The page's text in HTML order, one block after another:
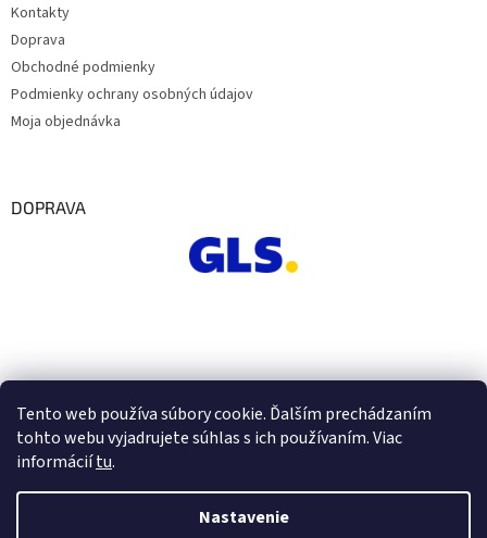
Tento web používa súbory cookie. Ďalším prechádzaním
tohto webu vyjadrujete súhlas s ich používaním. Viac
informáciítu.
Nastavenie
Kontakty
Doprava
Obchodné podmienky
Podmienky ochrany osobných údajov
Moja objednávka
DOPRAVA
Vytvoril Shoptet